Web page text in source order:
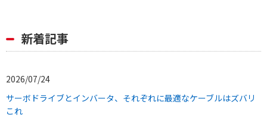
新着記事
2026/07/24
サーボドライブとインバータ、それぞれに最適なケーブルはズバリ
これ